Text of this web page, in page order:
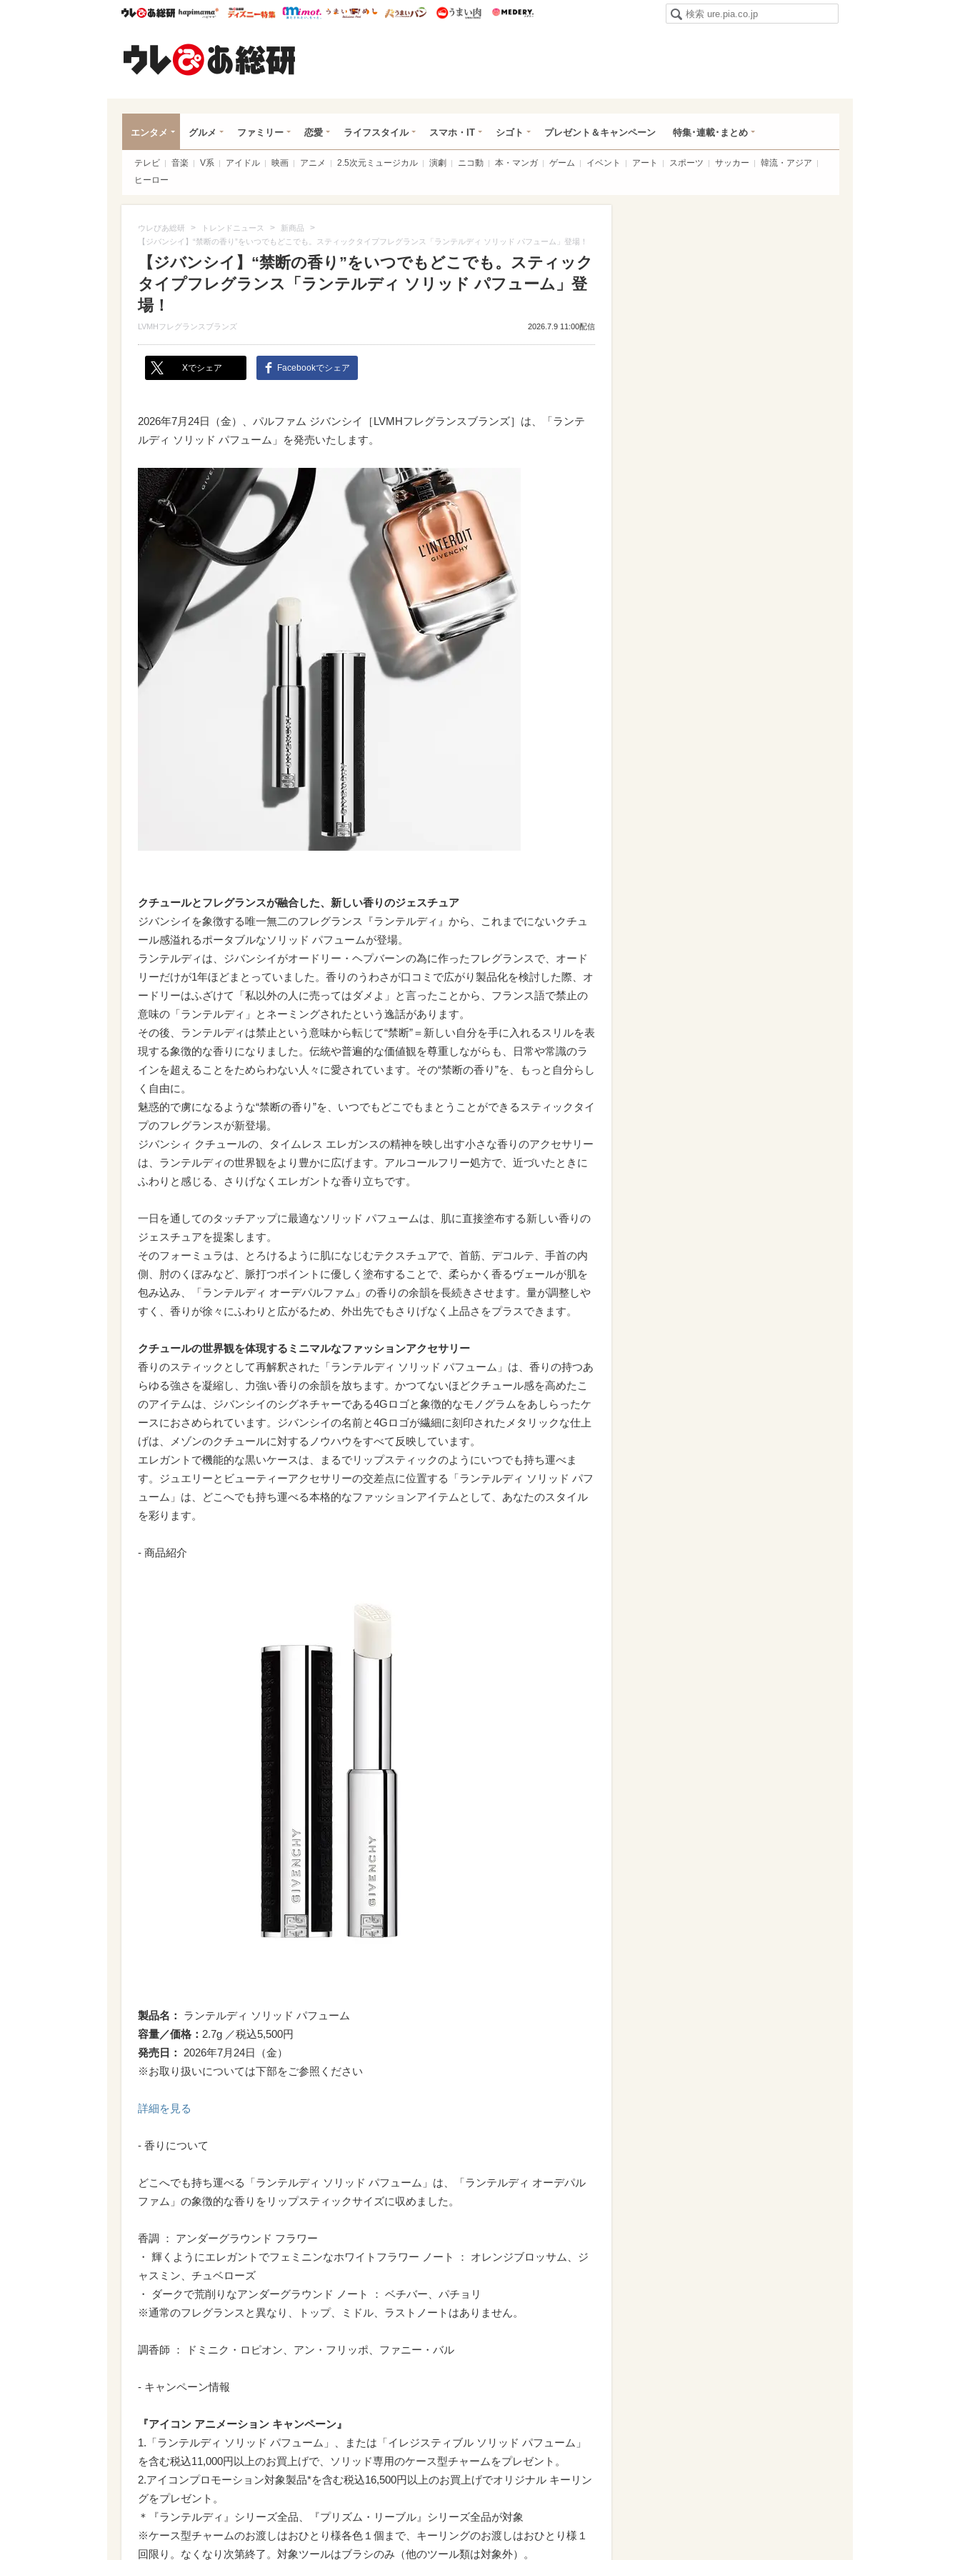
ウレぴあ総研ハピママ* ウレぴあ総研 ディズニー特集
mimot. うまいめし うまいパン うまい肉
エンタメ グルメ ファミリー 恋愛 ライフスタイル スマホ・IT シゴト プレゼント＆キャンペーン 特集･連載･まとめ
テレビ 音楽 V系 アイドル 映画 アニメ 2.5次元ミュージカル 演劇 ニコ動 本・マンガ ゲーム イベント アート スポーツ サッカー
韓流・アジア
ヒーロー
ウレぴあ総研 > トレンドニュース > 新商品 >
【ジバンシイ】“禁断の香り”をいつでもどこでも。スティックタイプフレグランス「ランテルディ ソリッド パフューム」登場！
【ジバンシイ】“禁断の香り”をいつでもどこでも。スティック
タイプフレグランス「ランテルディ ソリッド パフューム」登
場！
LVMHフレグランスブランズ 2026.7.9 11:00配信
Xでシェア Facebookでシェア
2026年7月24日（金）、パルファム ジバンシイ［LVMHフレグランスブランズ］は、「ランテ
ルディ ソリッド パフューム」を発売いたします。
クチュールとフレグランスが融合した、新しい香りのジェスチュア
ジバンシイを象徴する唯一無二のフレグランス『ランテルディ』から、これまでにないクチュ
ール感溢れるポータブルなソリッド パフュームが登場。
ランテルディは、ジバンシイがオードリー・ヘプバーンの為に作ったフレグランスで、オード
リーだけが1年ほどまとっていました。香りのうわさが口コミで広がり製品化を検討した際、オ
ードリーはふざけて「私以外の人に売ってはダメよ」と言ったことから、フランス語で禁止の
意味の「ランテルディ」とネーミングされたという逸話があります。
その後、ランテルディは禁止という意味から転じて“禁断”＝新しい自分を手に入れるスリルを表
現する象徴的な香りになりました。伝統や普遍的な価値観を尊重しながらも、日常や常識のラ
インを超えることをためらわない人々に愛されています。その“禁断の香り”を、もっと自分らし
く自由に。
魅惑的で虜になるような“禁断の香り”を、いつでもどこでもまとうことができるスティックタイ
プのフレグランスが新登場。
ジバンシィ クチュールの、タイムレス エレガンスの精神を映し出す小さな香りのアクセサリー
は、ランテルディの世界観をより豊かに広げます。アルコールフリー処方で、近づいたときに
ふわりと感じる、さりげなくエレガントな香り立ちです。
一日を通してのタッチアップに最適なソリッド パフュームは、肌に直接塗布する新しい香りの
ジェスチュアを提案します。
そのフォーミュラは、とろけるように肌になじむテクスチュアで、首筋、デコルテ、手首の内
側、肘のくぼみなど、脈打つポイントに優しく塗布することで、柔らかく香るヴェールが肌を
包み込み、「ランテルディ オーデパルファム」の香りの余韻を長続きさせます。量が調整しや
すく、香りが徐々にふわりと広がるため、外出先でもさりげなく上品さをプラスできます。
クチュールの世界観を体現するミニマルなファッションアクセサリー
香りのスティックとして再解釈された「ランテルディ ソリッド パフューム」は、香りの持つあ
らゆる強さを凝縮し、力強い香りの余韻を放ちます。かつてないほどクチュール感を高めたこ
のアイテムは、ジバンシイのシグネチャーである4Gロゴと象徴的なモノグラムをあしらったケ
ースにおさめられています。ジバンシイの名前と4Gロゴが繊細に刻印されたメタリックな仕上
げは、メゾンのクチュールに対するノウハウをすべて反映しています。
エレガントで機能的な黒いケースは、まるでリップスティックのようにいつでも持ち運べま
す。ジュエリーとビューティーアクセサリーの交差点に位置する「ランテルディ ソリッド パフ
ューム」は、どこへでも持ち運べる本格的なファッションアイテムとして、あなたのスタイル
を彩ります。
- 商品紹介
製品名：
ランテルディ ソリッド パフューム
容量／価格： 2.7g ／税込5,500円
発売日：
2026年7月24日（金）
※お取り扱いについては下部をご参照ください
詳細を見る
- 香りについて
どこへでも持ち運べる「ランテルディ ソリッド パフューム」は、「ランテルディ オーデパル
ファム」の象徴的な香りをリップスティックサイズに収めました。
香調 ： アンダーグラウンド フラワー
・ 輝くようにエレガントでフェミニンなホワイトフラワー ノート ： オレンジブロッサム、ジ
ャスミン、チュベローズ
・ ダークで荒削りなアンダーグラウンド ノート ： ベチバー、パチョリ
※通常のフレグランスと異なり、トップ、ミドル、ラストノートはありません。
調香師 ： ドミニク・ロピオン、アン・フリッポ、ファニー・バル
- キャンペーン情報
『アイコン アニメーション キャンペーン』
1.「ランテルディ ソリッド パフューム」、または「イレジスティブル ソリッド パフューム」
を含む税込11,000円以上のお買上げで、ソリッド専用のケース型チャームをプレゼント。
2.アイコンプロモーション対象製品*を含む税込16,500円以上のお買上げでオリジナル キーリン
グをプレゼント。
＊『ランテルディ』シリーズ全品、『プリズム・リーブル』シリーズ全品が対象
※ケース型チャームのお渡しはおひとり様各色１個まで、キーリングのお渡しはおひとり様１
回限り。なくなり次第終了。対象ツールはブラシのみ（他のツール類は対象外）。